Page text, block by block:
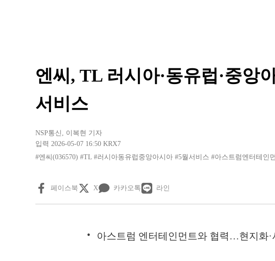
엔씨, TL 러시아·동유럽·중앙
서비스
NSP통신 , 이복현 기자
입력 2026-05-07 16:50 KRX7
#엔씨(036570) #TL #러시아동유럽중앙아시아 #5월서비스 #아스트럼엔터테인
페이스북 X 카카오톡 라인
아스트럼 엔터테인먼트와 협력…현지화·